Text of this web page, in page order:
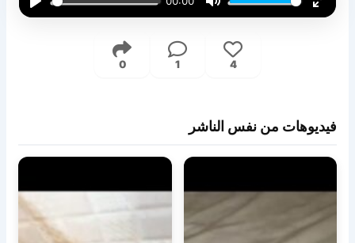
Play Mute
Enter
4
1
0
فيديوهات من نفس الناشر